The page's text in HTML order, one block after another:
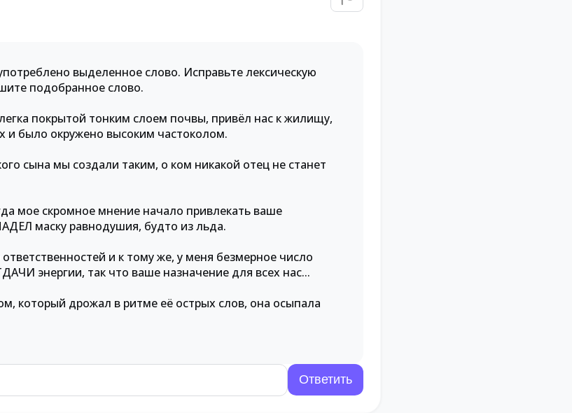
выделенное слово. Исправьте лексическую
подобранное слово.
покрытой тонким слоем почвы, привёл нас к жилищу,
и было окружено высоким частоколом.
сына мы создали таким, о ком никакой отец не станет
мое скромное мнение начало привлекать ваше
маску равнодушия, будто из льда.
и к тому же, у меня безмерное число
энергии, так что ваше назначение для всех нас...
который дрожал в ритме её острых слов, она осыпала